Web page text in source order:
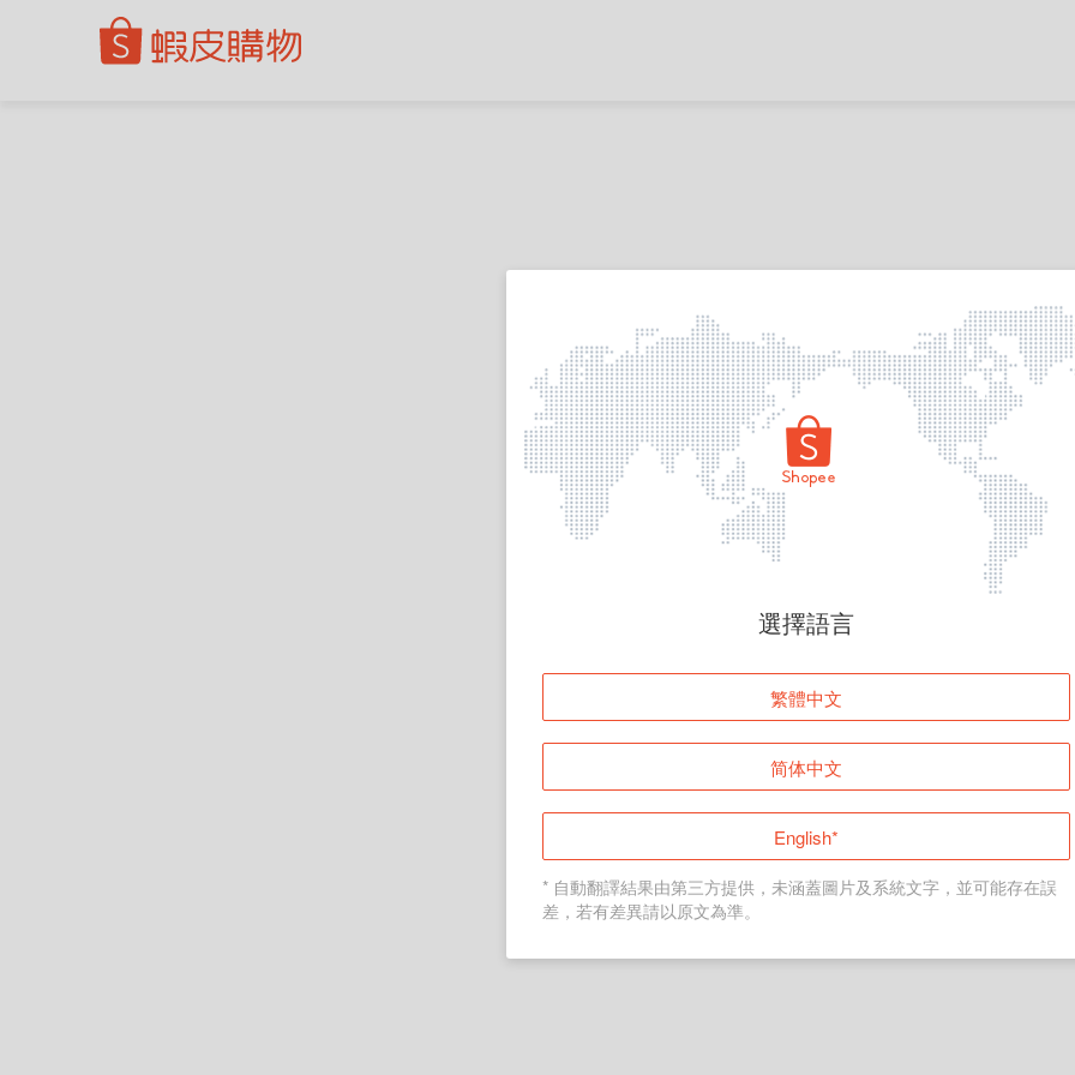
頁面無法顯示
登入
返回首頁
選擇語言
繁體中文
简体中文
English*
* 自動翻譯結果由第三方提供，未涵蓋圖片及系統文字，並可能存在誤
差，若有差異請以原文為準。